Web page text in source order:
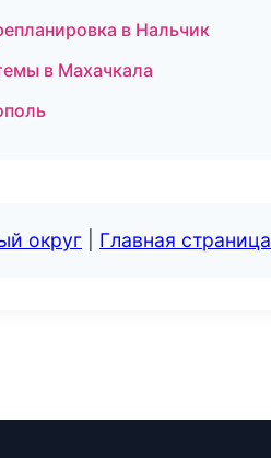
в Нальчик
в Махачкала
округ Главная страница